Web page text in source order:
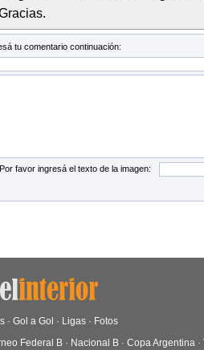
tu comentario continuación:
Por favor ingresá el texto de la imagen:
· Gol a Gol · Ligas · Fotos
Federal B · Nacional B · Copa Argentina ·